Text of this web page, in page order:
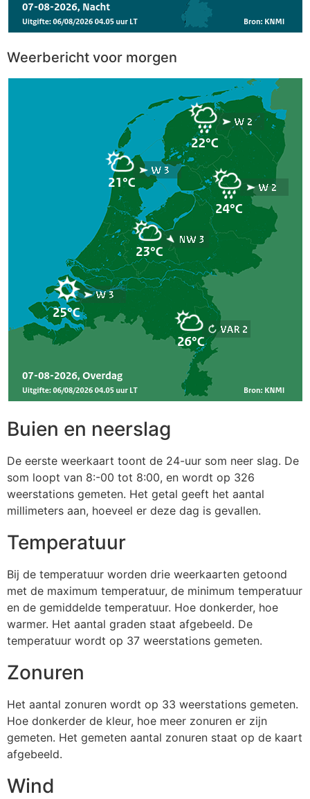
Weerbericht voor morgen
Buien en neerslag
De eerste weerkaart toont de 24-uur som neer slag. De
som loopt van 8:-00 tot 8:00, en wordt op 326
weerstations gemeten. Het getal geeft het aantal
millimeters aan, hoeveel er deze dag is gevallen.
Temperatuur
Bij de temperatuur worden drie weerkaarten getoond
met de maximum temperatuur, de minimum temperatuur
en de gemiddelde temperatuur. Hoe donkerder, hoe
warmer. Het aantal graden staat afgebeeld. De
temperatuur wordt op 37 weerstations gemeten.
Zonuren
Het aantal zonuren wordt op 33 weerstations gemeten.
Hoe donkerder de kleur, hoe meer zonuren er zijn
gemeten. Het gemeten aantal zonuren staat op de kaart
afgebeeld.
Wind